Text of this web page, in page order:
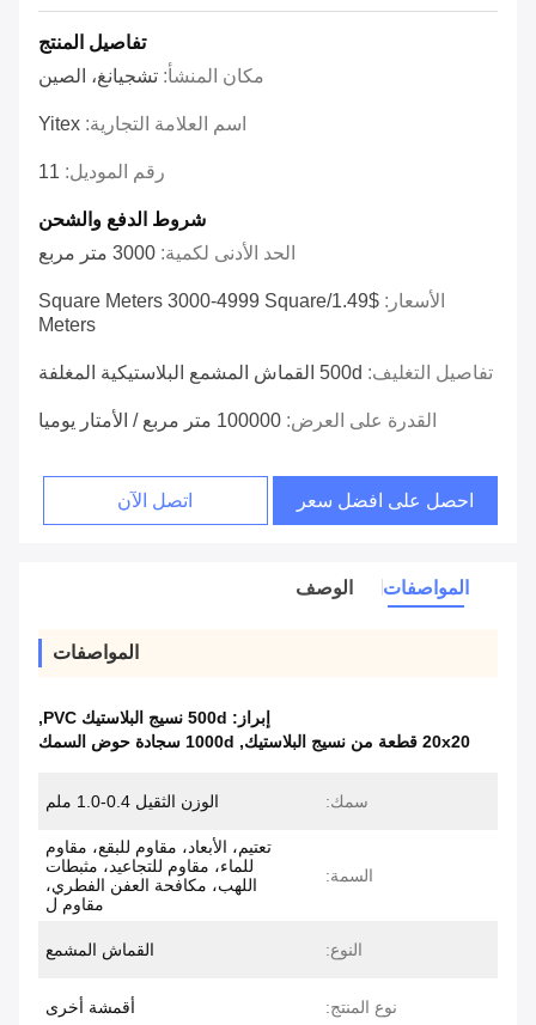
تفاصيل المنتج
مكان المنشأ: تشجيانغ، الصين
اسم العلامة التجارية: Yitex
رقم الموديل: 11
شروط الدفع والشحن
الحد الأدنى لكمية: 3000 متر مربع
الأسعار:
$1.49/square Meters 3000-4999 Square
Meters
تفاصيل التغليف: 500d القماش المشمع البلاستيكية المغلفة
القدرة على العرض: 100000 متر مربع / الأمتار يوميا
احصل على افضل سعر اتصل الآن
المواصفات الوصف
المواصفات
إبراز: 500d نسيج البلاستيك PVC
,
20x20 قطعة من نسيج البلاستيك
, 1000d سجادة حوض السمك
سمك: الوزن الثقيل 0.4-1.0 ملم
السمة:
تعتيم، الأبعاد، مقاوم للبقع، مقاوم
للماء، مقاوم للتجاعيد، مثبطات
اللهب، مكافحة العفن الفطري،
مقاوم ل
النوع: القماش المشمع
نوع المنتج: أقمشة أخرى